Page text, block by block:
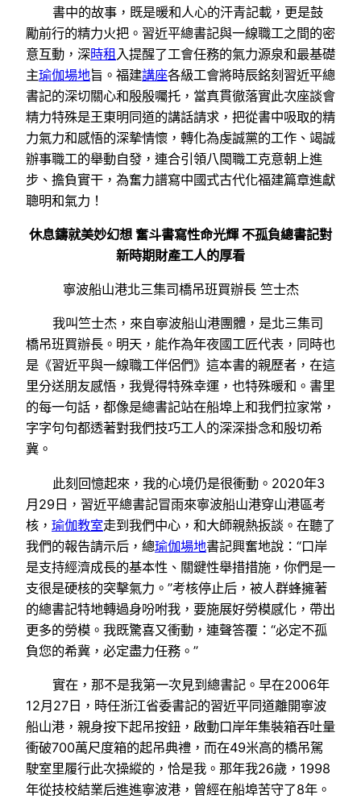
書中的故事，既是暖和人心的汗青記載，更是鼓
勵前行的精力火把。習近平總書記與一線職工之間的密
意互動，深時租 入提醒了工會任務的氣力源泉和最基礎
主瑜伽場地旨。福建講座各級工會將時辰銘刻習近平總
書記的深切關心和殷殷囑托，當真貫徹落實此次座談會
精力特殊是王東明同道的講話請求，把從書中吸取的精
力氣力和感悟的深摯情懷，轉化為虔誠黨的工作、竭誠
辦事職工的舉動自發，連合引領八閩職工克意朝上進
步、擔負實干，為奮力譜寫中國式古代化福建篇章進獻
聰明和氣力！
休息鑄就美妙幻想 奮斗書寫性命光輝 不孤負總書記對
新時期財產工人的厚看
寧波船山港北三集司橋吊班買辦長 竺士杰
我叫竺士杰，來自寧波船山港團體，是北三集司
橋吊班買辦長。明天，能作為年夜國工匠代表，同時也
是《習近平與一線職工伴侶們》這本書的親歷者，在這
里分送朋友感悟，我覺得特殊幸運，也特殊暖和。書里
的每一句話，都像是總書記站在船埠上和我們拉家常，
字字句句都透著對我們技巧工人的深深掛念和殷切希
冀。
此刻回憶起來，我的心境仍是很衝動。2020年3
月29日，習近平總書記冒雨來寧波船山港穿山港區考
核， 瑜伽教室走到我們中心，和大師親熱扳談。在聽了
我們的報告請示后，總瑜伽場地書記興奮地說：“口岸
是支持經濟成長的基本性、關鍵性舉措措施，你們是一
支很是硬核的突擊氣力。”考核停止后，被人群蜂擁著
的總書記特地轉過身吩咐我，要施展好勞模感化，帶出
更多的勞模。我既驚喜又衝動，連聲答覆：“必定不孤
負您的希冀，必定盡力任務。”
實在，那不是我第一次見到總書記。早在2006年
12月27日，時任浙江省委書記的習近平同道離開寧波
船山港，親身按下起吊按鈕，啟動口岸年集裝箱吞吐量
衝破700萬尺度箱的起吊典禮，而在49米高的橋吊駕
駛室里履行此次操縱的，恰是我。那年我26歲，1998
年從技校結業后進進寧波港，曾經在船埠苦守了8年。